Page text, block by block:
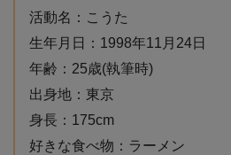
活動名：こうた
生年月日：1998年11月24日
年齢：25歳(執筆時)
出身地：東京
身長：175cm
好きな食べ物：ラーメン